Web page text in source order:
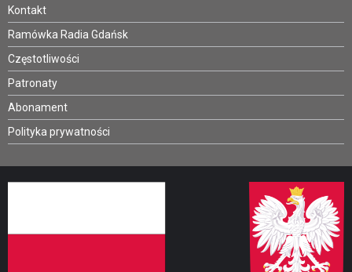
Kontakt
Ramówka Radia Gdańsk
Częstotliwości
Patronaty
Abonament
Polityka prywatności